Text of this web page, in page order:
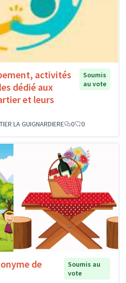
activités
dédié aux
et leurs
Soumis
au vote
LA GUIGNARDIERE 0 0
de
Soumis au
vote